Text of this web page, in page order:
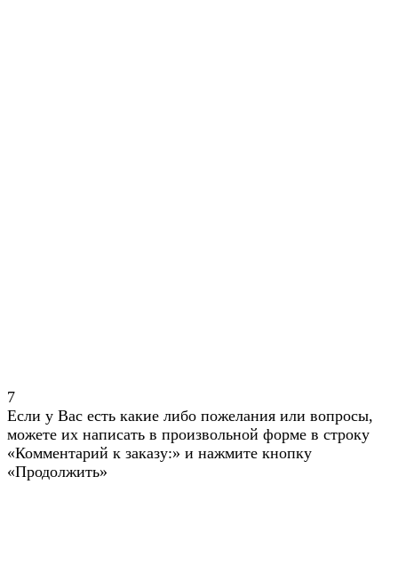
7
Если у Вас есть какие либо пожелания или вопросы,
можете их написать в произвольной форме в строку
«Комментарий к заказу:» и нажмите кнопку
«Продолжить»